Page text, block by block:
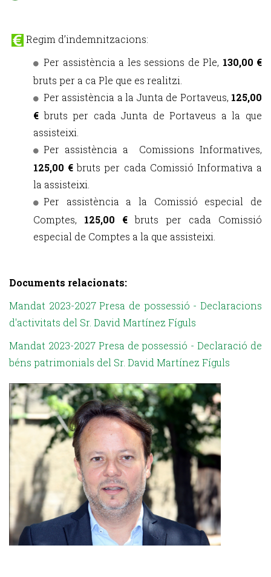
Regim d’indemnitzacions:
Per assistència a les sessions de Ple, 130,00 €
bruts per a ca Ple que es realitzi.
Per assistència a la Junta de Portaveus, 125,00
€ bruts per cada Junta de Portaveus a la que
assisteixi.
Per assistència a Comissions Informatives,
125,00 € bruts per cada Comissió Informativa a
la assisteixi.
Per assistència a la Comissió especial de
Comptes, 125,00 €bruts per cada Comissió
especial de Comptes a la que assisteixi.
Documents relacionats:
Mandat 2023-2027 Presa de possessió - Declaracions
d'activitats del Sr. David Martínez Fíguls
Mandat 2023-2027 Presa de possessió - Declaració de
béns patrimonials del Sr. David Martínez Fíguls